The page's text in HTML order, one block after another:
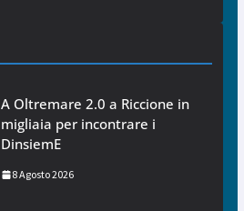
A Oltremare 2.0 a Riccione in
migliaia per incontrare i
DinsiemE
8 Agosto 2026